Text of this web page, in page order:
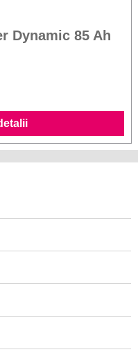
Dynamic 85 Ah